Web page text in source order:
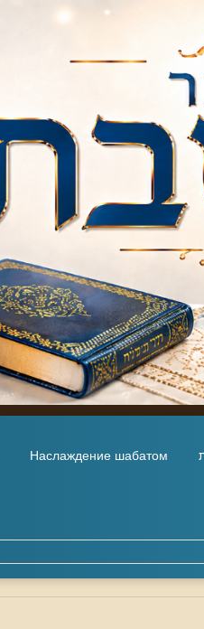
Наслаждение шабатом